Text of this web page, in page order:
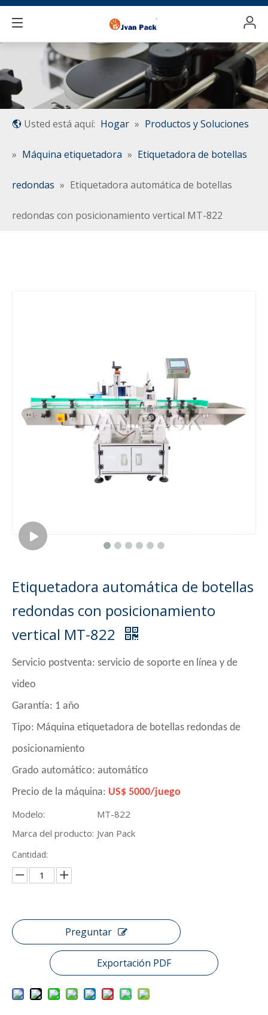
Usted está aquí: Hogar » Productos y Soluciones
» Máquina etiquetadora » Etiquetadora de botellas
redondas » Etiquetadora automática de botellas
redondas con posicionamiento vertical MT-822
Etiquetadora automática de botellas
redondas con posicionamiento
vertical MT-822
Servicio postventa: servicio de soporte en línea y de
video
Garantía: 1 año
Tipo: Máquina etiquetadora de botellas redondas de
posicionamiento
Grado automático: automático
Precio de la máquina: US$ 5000/juego
Modelo:
MT-822
Marca del producto: Jvan Pack
Cantidad:
Preguntar
Exportación PDF